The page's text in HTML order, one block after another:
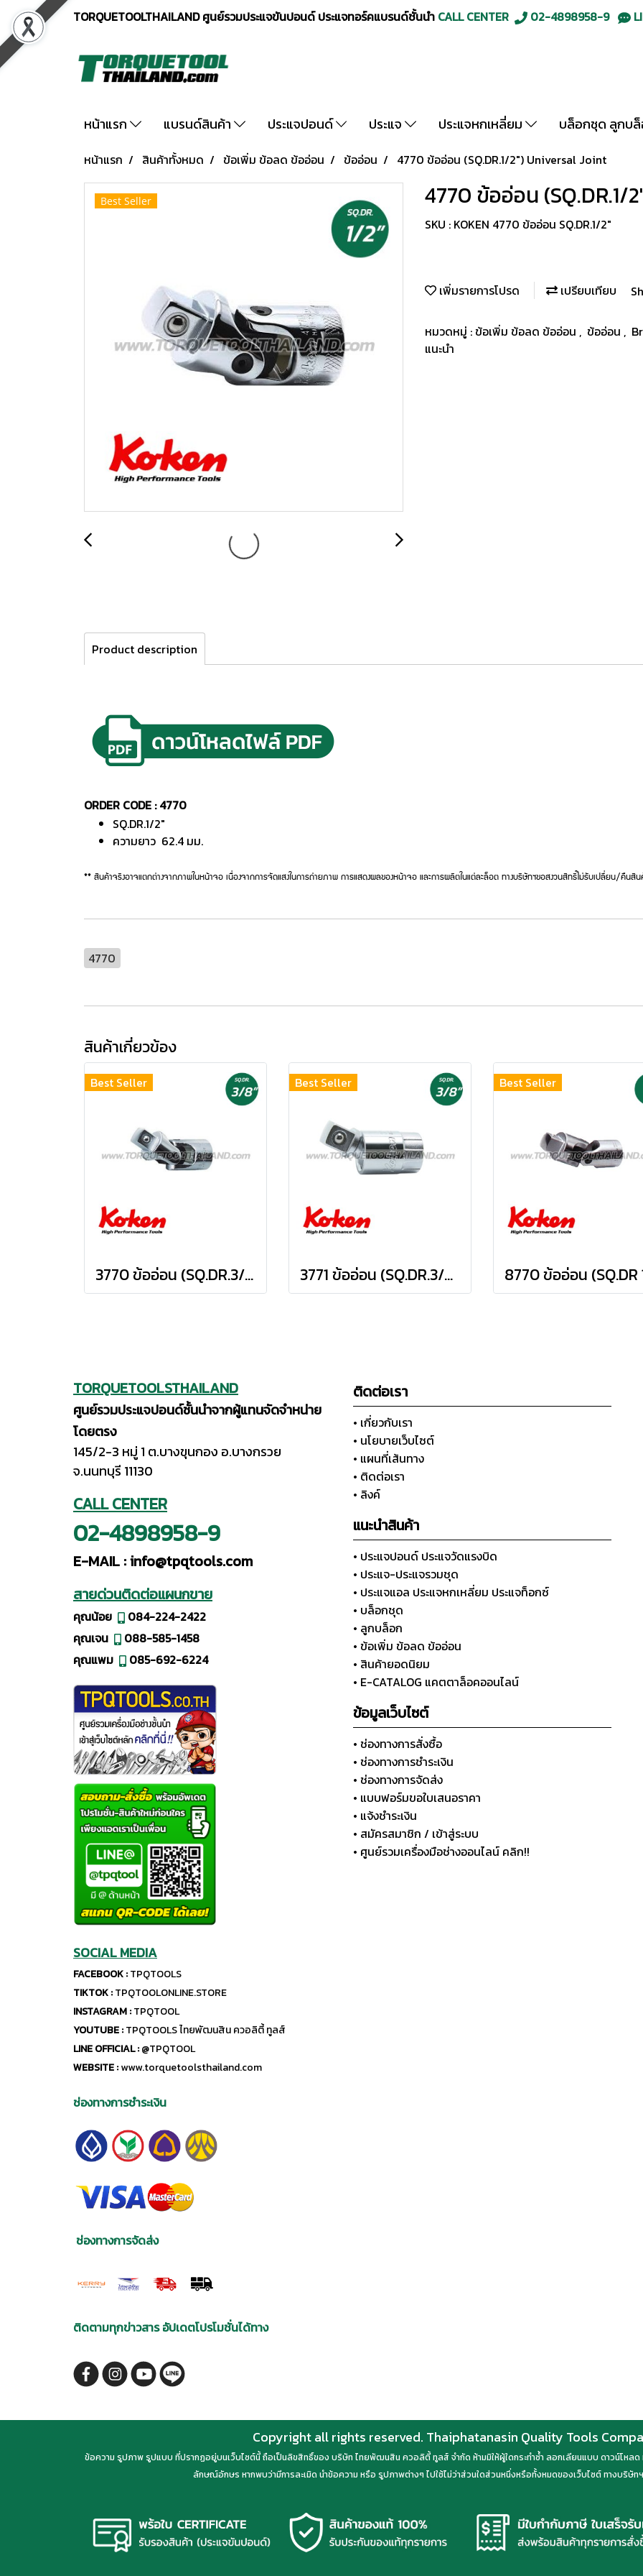
TORQUETOOLTHAILAND ศูนย์รวมประแจขันปอนด์ ประแจทอร์คแบรนด์ชั้นนำ CALL CENTER 02-4898958-9
หน้าแรก แบรนด์สินค้า ประแจปอนด์ ประแจ ประแจหกเหลี่ยม บล็อกชุด ลูกบ
หน้าแรก สินค้าทั้งหมด ข้อเพิ่ม ข้อลด ข้ออ่อน ข้ออ่อน 4770 ข้ออ่อน (SQ.DR.1/2") Universal Joint
Best Seller 4770 ข้ออ่อน
SKU : KOKEN 4770 ข้ออ่อน SQ.DR.1/2"
เพิ่มรายการโปรด เปรียบเทียบ
หมวดหมู่ :ข้อเพิ่ม ข้อลด ข้ออ่อน , ข้ออ่อน ,
แนะนำ
Product description
ORDER CODE : 4770
SQ.DR.1/2"
ความยาว 62.4 มม.
** สินค้าจริงอาจแตกต่างจากภาพในหน้าจอ เนื่องจากการจัดแสงในการถ่ายภาพ การแสดงผลของหน้าจอ และการผลิตในแต่ละล็อต ทางบริษัทฯขอสงวนสิทธิ์ไม่รับเปลี่ยน/คืนสิน
4770
สินค้าเกี่ยวข้อง
Best Seller
3770 ข้ออ่อน (SQ.DR.3/8") universal Joint
Best Seller
3771 ข้ออ่อน (SQ.DR.3/8") universal Joint
Best Seller
TORQUETOOLSTHAILAND
ศูนย์รวมประแจปอนด์ชั้นนำจากผู้แทนจัดจำหน่าย
โดยตรง
145/2-3 หมู่ 1 ต.บางขุนกอง อ.บางกรวย
จ.นนทบุรี 11130
CALL CENTER
02-4898958-9
E-MAIL :info@tpqtools.com
สายด่วนติดต่อแผนกขาย
คุณน้อย
084-224-2422
คุณเจน
088-585-1458
คุณแพม
085-692-6224
SOCIAL MEDIA
FACEBOOK :TPQTOOLS
TIKTOK :TPQTOOLONLINE.STORE
INSTAGRAM :TPQTOOL
YOUTUBE :TPQTOOLS ไทยพัฒนสิน ควอลิตี้ ทูลส์
LINE OFFICIAL :@TPQTOOL
WEBSITE :www.torquetoolsthailand.com
ช่องทางการชำระเงิน
ช่องทางการจัดส่ง
ติดตามทุกข่าวสาร อัปเดตโปรโมชั่นได้ทาง
ติดต่อเรา
• เกี่ยวกับเรา
• นโยบายเว็บไซต์
• แผนที่เส้นทาง
• ติดต่อเรา
• ลิงค์
แนะนำสินค้า
• ประแจปอนด์ ประแจวัดแรงบิด
• ประแจ-ประแจรวมชุด
• ประแจแอล ประแจหกเหลี่ยม ประแจท็อกซ์
• บล็อกชุด
• ลูกบล็อก
• ข้อเพิ่ม ข้อลด ข้ออ่อน
• สินค้ายอดนิยม
• E-CATALOG แคตตาล็อคออนไลน์
ข้อมูลเว็บไซต์
• ช่องทางการสั่งซื้อ
• ช่องทางการชำระเงิน
• ช่องทางการจัดส่ง
• แบบฟอร์มขอใบเสนอราคา
• แจ้งชำระเงิน
• สมัครสมาชิก / เข้าสู่ระบบ
• ศูนย์รวมเครื่องมือช่างออนไลน์ คลิก!!
Copyright all rights reserved. Thaiphatanasin Quality Tools
ข้อความ รูปภาพ รูปแบบ ที่ปรากฏอยู่บนเว็บไซต์นี้ ถือเป็นลิขสิทธิ์ของ บริษัท ไทยพัฒนสิน ควอลิตี้ ทูลส์ จำกัด ห้ามมิให้ผู้ใดกระทำซ้ำ ลอกเลียนแบบ ดาวน์โหลด
ลักษณ์อักษร หากพบว่ามีการละเมิด นำข้อความ หรือ รูปภาพต่างๆ ไปใช้ไม่ว่าส่วนใดส่วนหนึ่งหรือทั้งหมดของเว็บไซต์ ทางบริษัท